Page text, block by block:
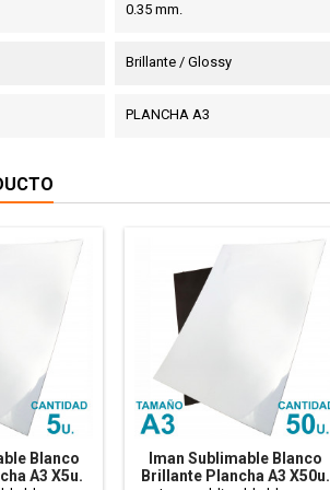
0.35 mm.
Brillante / Glossy
PLANCHA A3
Blanco
A3 X5u.
Iman Sublimable Blanco
Brillante Plancha A3 X50u.